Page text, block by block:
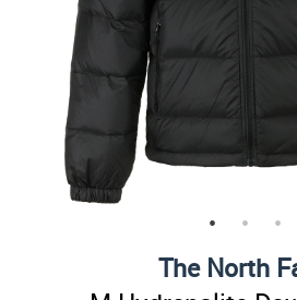
The North